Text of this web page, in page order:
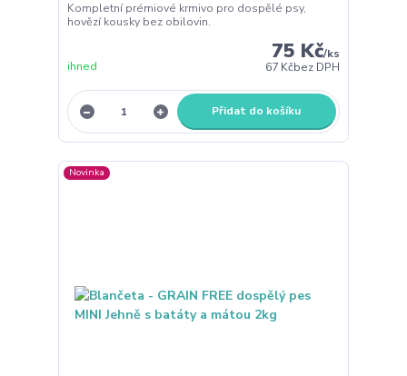
Kompletní prémiové krmivo pro dospělé psy,
hovězí kousky bez obilovin.
75 Kč/ks
67 Kčbez DPH
ihned
Přidat do košíku
Novinka